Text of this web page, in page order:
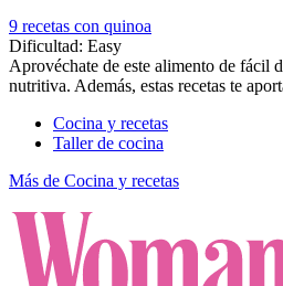
9 recetas con quinoa
Dificultad: Easy
Aprovéchate de este alimento de fácil
nutritiva. Además, estas recetas te
Cocina y recetas
Taller de cocina
Más de Cocina y recetas